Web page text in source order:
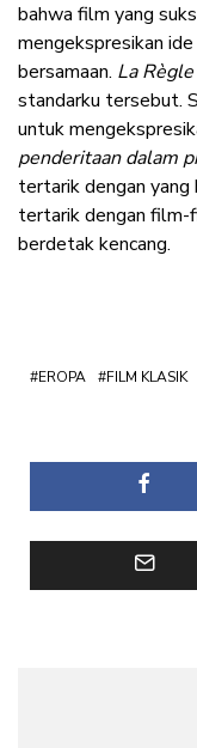
bahwa film yang
mengekspresikan
bersamaan. La
standarku tersebut.
untuk
penderitaan dalam
tertarik dengan yang
tertarik dengan film-
berdetak kencang.
EROPA FILM KLASIK